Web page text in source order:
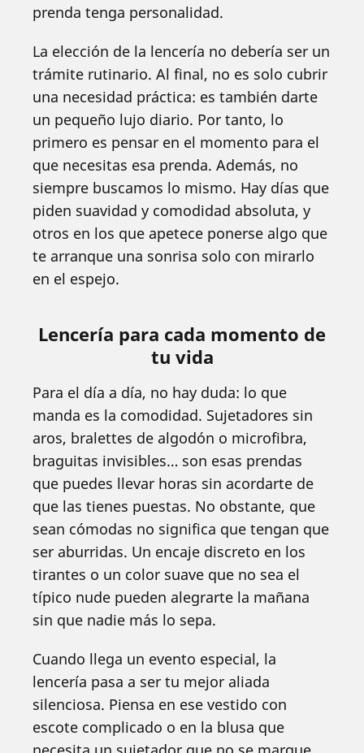
prenda tenga personalidad.
La elección de la lencería no debería ser un
trámite rutinario. Al final, no es solo cubrir
una necesidad práctica: es también darte
un pequeño lujo diario. Por tanto, lo
primero es pensar en el momento para el
que necesitas esa prenda. Además, no
siempre buscamos lo mismo. Hay días que
piden suavidad y comodidad absoluta, y
otros en los que apetece ponerse algo que
te arranque una sonrisa solo con mirarlo
en el espejo.
Lencería para cada momento de
tu vida
Para el día a día, no hay duda: lo que
manda es la comodidad. Sujetadores sin
aros, bralettes de algodón o microfibra,
braguitas invisibles… son esas prendas
que puedes llevar horas sin acordarte de
que las tienes puestas. No obstante, que
sean cómodas no significa que tengan que
ser aburridas. Un encaje discreto en los
tirantes o un color suave que no sea el
típico nude pueden alegrarte la mañana
sin que nadie más lo sepa.
Cuando llega un evento especial, la
lencería pasa a ser tu mejor aliada
silenciosa. Piensa en ese vestido con
escote complicado o en la blusa que